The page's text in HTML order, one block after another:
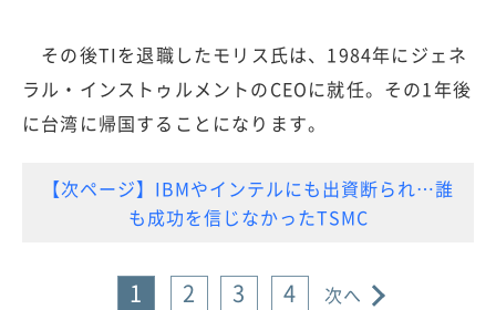
その後TIを退職したモリス氏は、1984年にジェネ
ラル・インストゥルメントのCEOに就任。その1年後
に台湾に帰国することになります。
【次ページ】IBMやインテルにも出資断られ…誰
も成功を信じなかったTSMC
1 2 3 4 次へ